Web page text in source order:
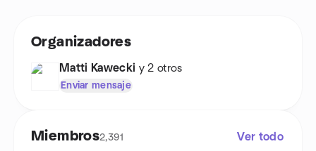
Organizadores
Matti Kawecki y 2 otros
Enviar mensaje
Miembros2,391 Ver todo